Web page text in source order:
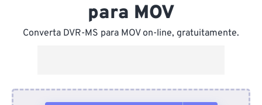
para MOV
Converta DVR-MS para MOV on-line, gratuitamente.